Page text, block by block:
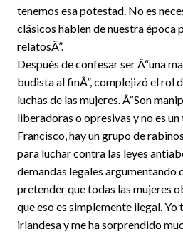
tenemos esa potestad. No es
clásicos hablen de nuestra época
relatosÂ”.
Después de confesar ser Â“una
budista al finÂ”, complejizó el rol
luchas de las mujeres. Â“Son
liberadoras o opresivas y no es un
Francisco, hay un grupo de
para luchar contra las leyes
demandas legales argumentando
pretender que todas las mujeres
que eso es simplemente ilegal. Yo
irlandesa y me ha sorprendido